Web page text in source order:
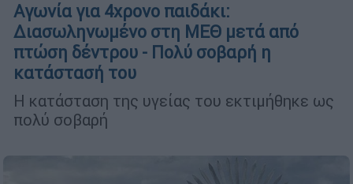
Αγωνία για 4χρονο παιδάκι:
Διασωληνωμένο στη ΜΕΘ μετά από
πτώση δέντρου - Πολύ σοβαρή η
κατάστασή του
Η κατάσταση της υγείας του εκτιμήθηκε ως
πολύ σοβαρή